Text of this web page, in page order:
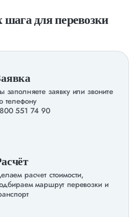
для перевозки
заполняете заявку или звоните
телефону
551 74 90
расчет стоимости,
маршрут перевозки и